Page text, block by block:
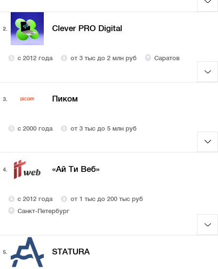
2. Clever PRO Digital
с 2012 года от 3 тыс до 2 млн руб Саратов
3. Пиком
с 2000 года от 3 тыс до 5 млн руб
4. «Ай Ти Веб»
с 2012 года
от 1 тыс до 200 тыс руб
Санкт-Петербург
5. STATURA